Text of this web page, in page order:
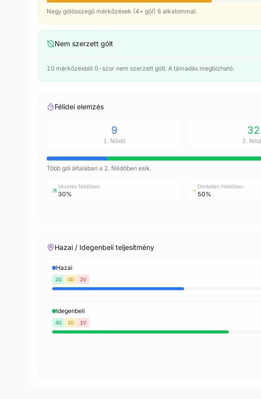
Nagy gólösszegű mérkőzések (4+ gól) 6 alkalommal.
Nem szerzett gólt
10 mérkőzésből 0-szor nem szerzett gólt. A támadás megbízható.
Félidei elemzés
9
1. félidő
32
2.
Több gól általában a 2. félidőben esik.
Vezetés félidőben
30%
Döntetlen félidőben
50%
Hazai / Idegenbeli teljesítmény
Hazai
2G 0D 2V
Idegenbeli
4G 1D 1V
Szabályalapú
Válasszon élő